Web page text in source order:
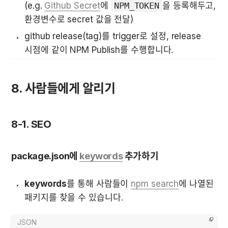
(e.g. Github Secret에 NPM_TOKEN 을 등록해두고,
환경변수로 secret 값을 전달)
github release(tag)를 trigger로 설정, release
시점에 같이 NPM Publish를 수행합니다.
8. 사람들에게 알리기
8-1. SEO
package.json에 keywords 추가하기
keywords를 통해 사람들이 npm search에 나열된
패키지를 찾을 수 있습니다.
JSON